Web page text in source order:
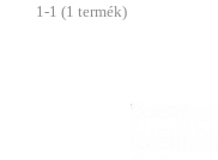
1-1 (1 termék)